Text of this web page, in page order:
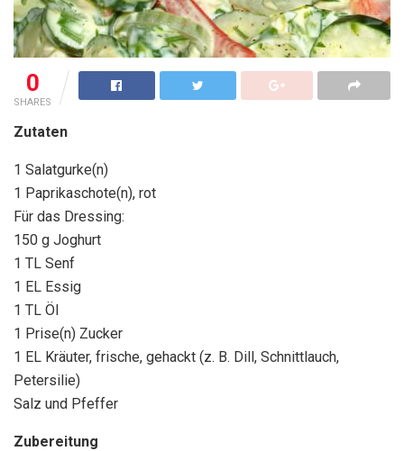
0
SHARES
Zutaten
1 Salatgurke(n)
1 Paprikaschote(n), rot
Für das Dressing:
150 g Joghurt
1 TL Senf
1 EL Essig
1 TL Öl
1 Prise(n) Zucker
1 EL Kräuter, frische, gehackt (z. B. Dill, Schnittlauch,
Petersilie)
Salz und Pfeffer
Zubereitung